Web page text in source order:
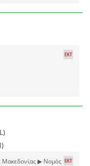
Μακεδονίας ▶ Νομός